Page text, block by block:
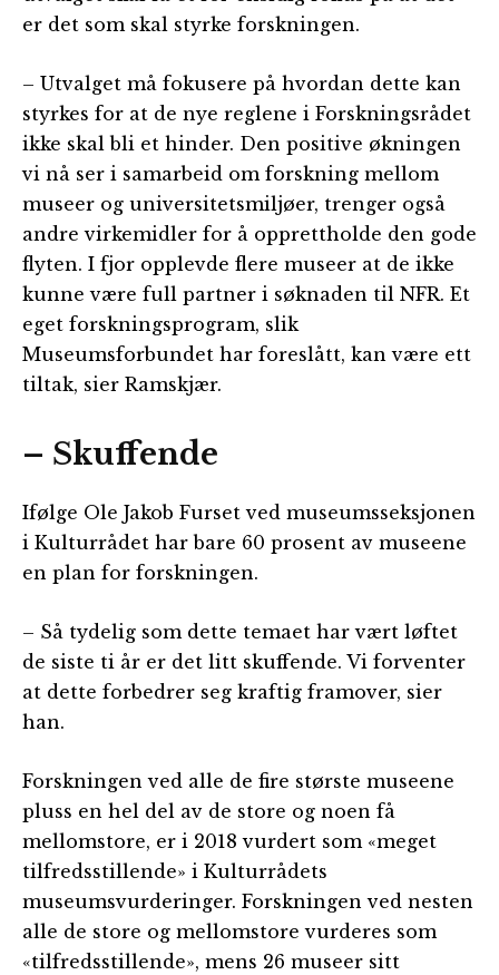
er det som skal styrke forskningen.
– Utvalget må fokusere på hvordan dette kan
styrkes for at de nye reglene i Forskningsrådet
ikke skal bli et hinder. Den positive økningen
vi nå ser i samarbeid om forskning mellom
museer og universitetsmiljøer, trenger også
andre virkemidler for å opprettholde den gode
flyten. I fjor opplevde flere museer at de ikke
kunne være full partner i søknaden til NFR. Et
eget forskningsprogram, slik
Museumsforbundet har foreslått, kan være ett
tiltak, sier Ramskjær.
– Skuffende
Ifølge Ole Jakob Furset ved museumsseksjonen
i Kulturrådet har bare 60 prosent av museene
en plan for forskningen.
– Så tydelig som dette temaet har vært løftet
de siste ti år er det litt skuffende. Vi forventer
at dette forbedrer seg kraftig framover, sier
han.
Forskningen ved alle de fire største museene
pluss en hel del av de store og noen få
mellomstore, er i 2018 vurdert som «meget
tilfredsstillende» i Kulturrådets
museumsvurderinger. Forskningen ved nesten
alle de store og mellomstore vurderes som
«tilfredsstillende», mens 26 museer sitt